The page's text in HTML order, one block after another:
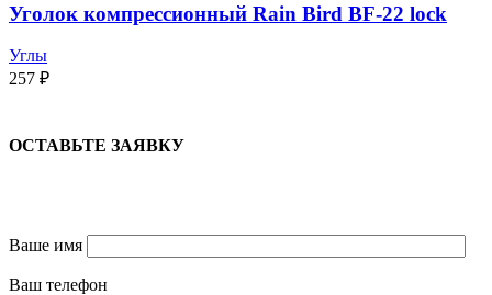
Уголок компрессионный Rain Bird BF-22 lock
Углы
257 ₽
ОСТАВЬТЕ ЗАЯВКУ
Ваше имя
Ваш телефон